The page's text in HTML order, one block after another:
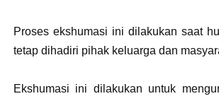
Proses ekshumasi ini dilakukan saat
tetap dihadiri pihak keluarga dan
Ekshumasi ini dilakukan untuk